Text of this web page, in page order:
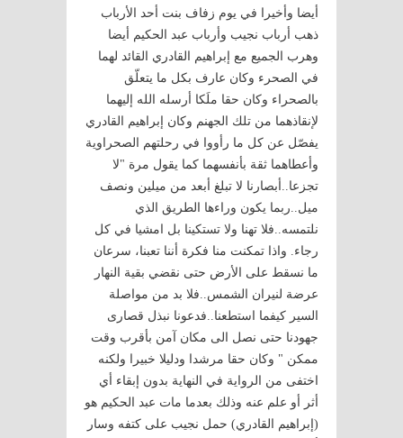
أيضا وأخيرا في يوم زفاف بنت أحد الأرباب
ذهب أرباب نجيب وأرباب عبد الحكيم أيضا
وهرب الجميع مع إبراهيم القادري القائد لهما
في الصحرء وكان عارف بكل ما يتعلّق
بالصحراء وكان حقا ملَكا أرسله الله إليهما
لإنقاذهما من تلك الجهنم وكان إبراهيم القادري
يفصّل عن كل ما رأووا في رحلتهم الصحراوية
وأعطاهما ثقة بأنفسهما كما يقول مرة "لا
تجزعا..أبصارنا لا تبلغ أبعد من ميلين ونصف
ميل..ربما يكون وراءها الطريق الذي
نلتمسه..فلا تهنا ولا تستكينا بل امشيا في كل
رجاء. واذا تمكنت منا فكرة أننا تعبنا، سرعان
ما نسقط على الأرض حتى نقضي بقية النهار
عرضة لنيران الشمس..فلا بد من مواصلة
السير كيفما استطعنا..فدعونا نبذل قصارى
جهودنا حتى نصل الى مكان آمن بأقرب وقت
ممكن " وكان حقا مرشدا ودليلا خبيرا ولكنه
اختفى من الرواية في النهاية بدون إبقاء أي
أثر أو علم عنه وذلك بعدما مات عبد الحكيم هو
(إبراهيم القادري) حمل نجيب على كتفه وسار